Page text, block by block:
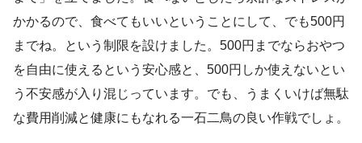
かかるので、食べてもいいということにして、でも500円
までね。という制限を設けました。500円までならおやつ
を自由に使えるという安心感と、500円しか使えないとい
う不安感が入り混じっています。でも、うまくいけば無駄
な費用削減と健康にもなれる一石二鳥の良い作戦でしょ。